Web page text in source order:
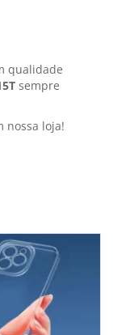
qualidade
sempre
nossa loja!